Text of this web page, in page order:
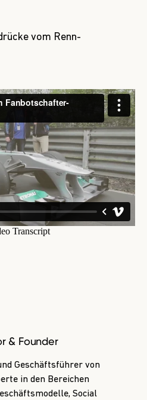
vom Renn-
& Founder
Geschäftsführer von
in den Bereichen
Social